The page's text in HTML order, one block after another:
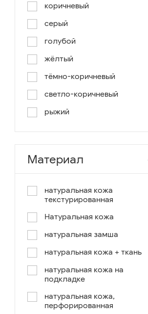
коричневый
серый
голубой
жёлтый
тёмно-коричневый
светло-коричневый
рыжий
серо-коричневый
светло-голубой
чёрный-коричневый
комбинированный
коричнево-зеленый
коричневый-синий
коричневый/светло-
коричневый /ручное окраш.-
синий/черный
Материал
натуральная кожа
текстурированная
Натуральная кожа
натуральная замша
натуральная кожа + ткань
натуральная кожа на
подкладке
натуральная кожа,
перфорированная